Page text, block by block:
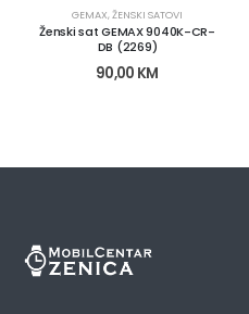
GEMAX,ŽENSKI SATOVI
Ženski sat GEMAX 9040K-CR-
DB (2269)
90,00 KM